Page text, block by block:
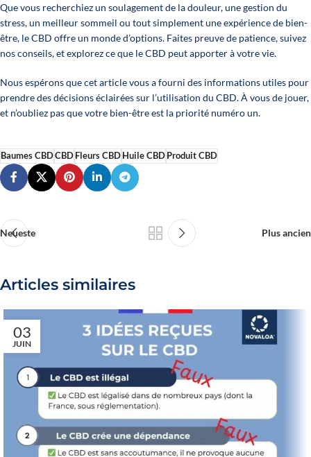
Que vous recherchiez un soulagement de la douleur, une gestion du
stress, un meilleur sommeil ou tout simplement une expérience de bien-
être, le CBD offre un monde d’options. Faites preuve de patience, suivez
nos conseils, et explorez ce que le CBD peut apporter à votre vie.
Nous espérons que cet article vous a fourni des informations utiles pour
prendre des décisions éclairées sur l’utilisation du CBD. À vous de jouer,
et n’oubliez pas que votre bien-être est la priorité numéro un.
Baumes CBDCBDFleurs CBDHuile CBDProduit CBD
Neueste Plus ancien
Articles similaires
03
JUIN